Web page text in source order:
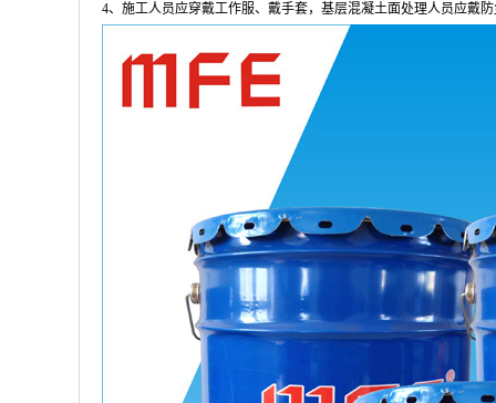
4、施工人员应穿戴工作服、戴手套，基层混凝土面处理人员应戴